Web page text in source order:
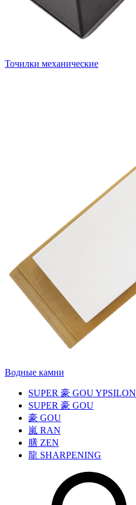
Точилки механические
Водные камни
SUPER 豪 GOU YPSILON
SUPER 豪 GOU
豪 GOU
嵐 RAN
膳 ZEN
龍 SHARPENING